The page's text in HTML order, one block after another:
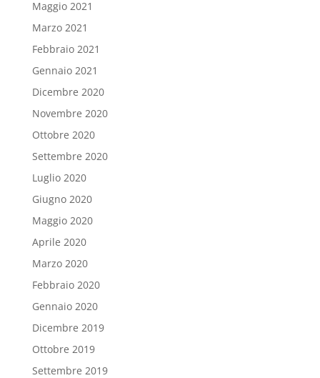
Maggio 2021
Marzo 2021
Febbraio 2021
Gennaio 2021
Dicembre 2020
Novembre 2020
Ottobre 2020
Settembre 2020
Luglio 2020
Giugno 2020
Maggio 2020
Aprile 2020
Marzo 2020
Febbraio 2020
Gennaio 2020
Dicembre 2019
Ottobre 2019
Settembre 2019